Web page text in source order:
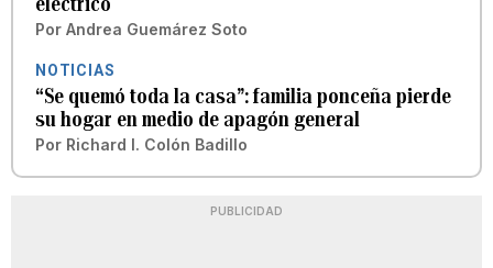
Por Andrea Guemárez Soto
NOTICIAS
“Se quemó toda la casa”: familia ponceña pierde
su hogar en medio de apagón general
Por Richard I. Colón Badillo
PUBLICIDAD